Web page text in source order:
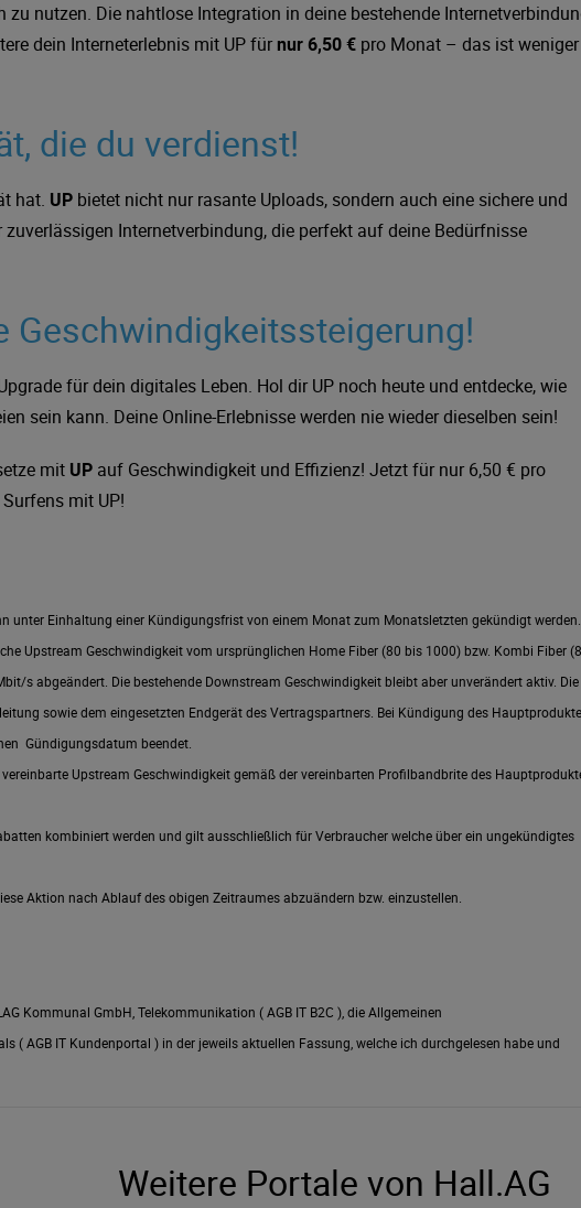
nutzen. Die nahtlose Integration in deine bestehende
dein Interneterlebnis mit UP fürnur 6,50 € pro Monat – das ist weniger
die du verdienst!
hat. UP bietet nicht nur rasante Uploads, sondern auch eine sichere und
Internetverbindung, die perfekt auf deine Bedürfnisse
Geschwindigkeitssteigerung!
für dein digitales Leben. Hol dir UP noch heute und entdecke, wie
sein kann. Deine Online-Erlebnisse werden nie wieder dieselben sein!
mit UP auf Geschwindigkeit und Effizienz! Jetzt für nur 6,50 € pro
mit UP!
unter Einhaltung einer Kündigungsfrist von einem Monat zum Monatsletzten gekündigt werden.
Upstream Geschwindigkeit vom ursprünglichen Home Fiber(80 bis 1000) bzw. Kombi Fiber
s abgeändert. Die bestehende Downstream Geschwindigkeit bleibt aber unverändert aktiv. Die
sowie dem eingesetzten Endgerät des Vertragspartners. Bei Kündigung des
Gündigungsdatum beendet.
Upstream Geschwindigkeit gemäß der vereinbarten Profilbandbrite des
kombiniert werden und gilt ausschließlich für Verbraucher welche über ein ungekündigtes
Aktion nach Ablauf des obigen Zeitraumes abzuändern bzw. einzustellen.
Kommunal GmbH, Telekommunikation ( AGB IT B2C ), die Allgemeinen
( AGB IT Kundenportal ) in der jeweils aktuellen Fassung, welche ich durchgelesen habe und
Weitere Portale von Hall.AG